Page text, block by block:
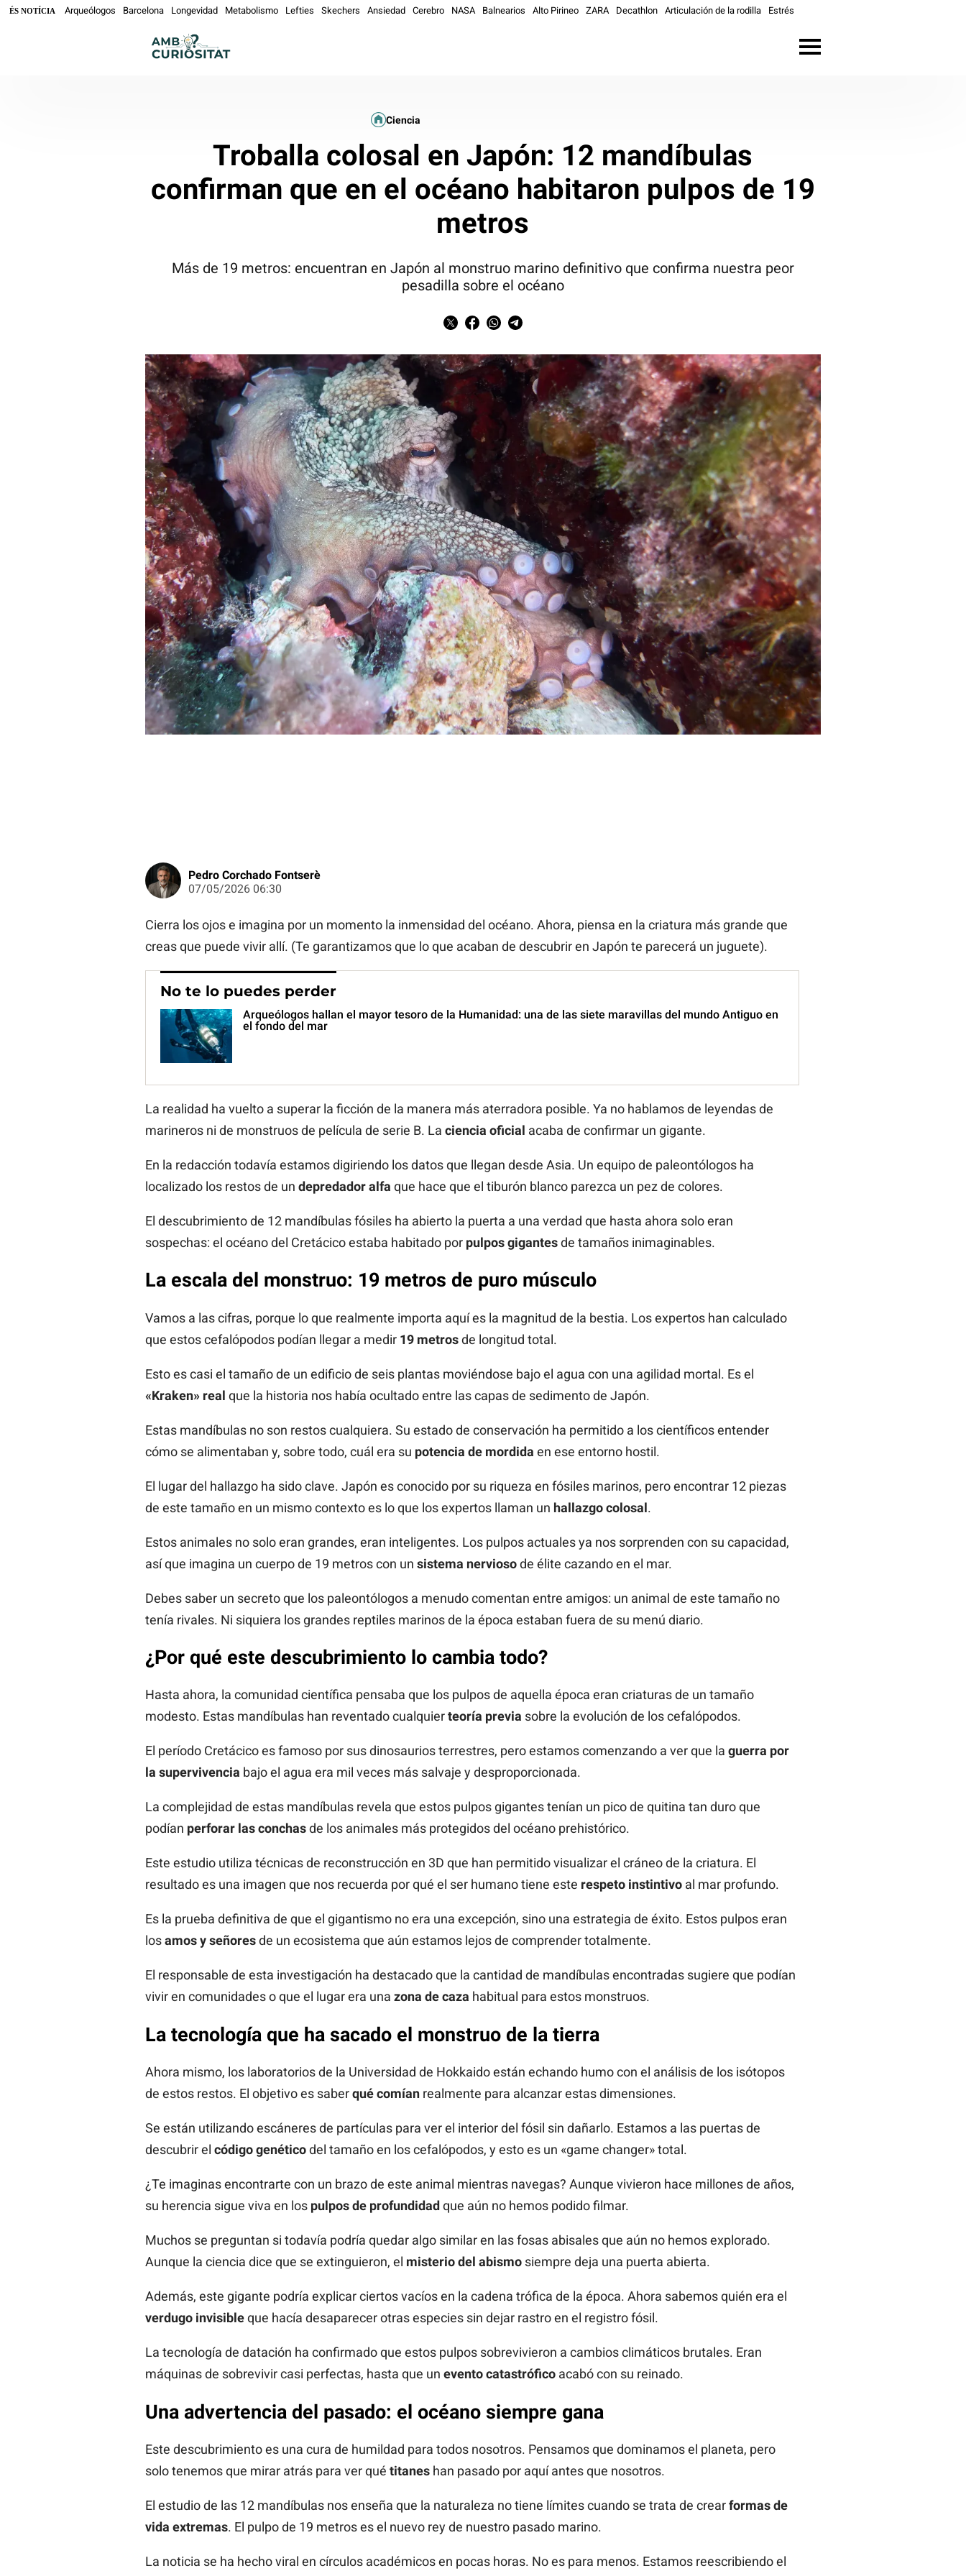
ÉS NOTÍCIA Arqueólogos Barcelona Longevidad Metabolismo Lefties Skechers Ansiedad Cerebro NASA Balnearios Alto Pirineo ZARA Decathlon Articulación de la rodilla Estrés
Ciencia
Troballa colosal en Japón: 12 mandíbulas
confirman que en el océano habitaron pulpos de 19
metros
Más de 19 metros: encuentran en Japón al monstruo marino definitivo que confirma nuestra peor
pesadilla sobre el océano
Pedro Corchado Fontserè
07/05/2026 06:30
Cierra los ojos e imagina por un momento la inmensidad del océano. Ahora, piensa en la criatura más grande que
creas que puede vivir allí. (Te garantizamos que lo que acaban de descubrir en Japón te parecerá un juguete).
No te lo puedes perder
Arqueólogos hallan el mayor tesoro de la Humanidad: una de las siete maravillas del mundo Antiguo en
el fondo del mar
La realidad ha vuelto a superar la ficción de la manera más aterradora posible. Ya no hablamos de leyendas de
marineros ni de monstruos de película de serie B. La ciencia oficial acaba de confirmar un gigante.
En la redacción todavía estamos digiriendo los datos que llegan desde Asia. Un equipo de paleontólogos ha
localizado los restos de un depredador alfa que hace que el tiburón blanco parezca un pez de colores.
El descubrimiento de 12 mandíbulas fósiles ha abierto la puerta a una verdad que hasta ahora solo eran
sospechas: el océano del Cretácico estaba habitado por pulpos gigantesde tamaños inimaginables.
La escala del monstruo: 19 metros de puro músculo
Vamos a las cifras, porque lo que realmente importa aquí es la magnitud de la bestia. Los expertos han calculado
que estos cefalópodos podían llegar a medir 19 metrosde longitud total.
Esto es casi el tamaño de un edificio de seis plantas moviéndose bajo el agua con una agilidad mortal. Es el
«Kraken» real que la historia nos había ocultado entre las capas de sedimento de Japón.
Estas mandíbulas no son restos cualquiera. Su estado de conservación ha permitido a los científicos entender
cómo se alimentaban y, sobre todo, cuál era su potencia de mordida en ese entorno hostil.
El lugar del hallazgo ha sido clave. Japón es conocido por su riqueza en fósiles marinos, pero encontrar 12 piezas
de este tamaño en un mismo contexto es lo que los expertos llaman un hallazgo colosal.
Estos animales no solo eran grandes, eran inteligentes. Los pulpos actuales ya nos sorprenden con su capacidad,
así que imagina un cuerpo de 19 metros con un sistema nerviosode élite cazando en el mar.
Debes saber un secreto que los paleontólogos a menudo comentan entre amigos: un animal de este tamaño no
tenía rivales. Ni siquiera los grandes reptiles marinos de la época estaban fuera de su menú diario.
¿Por qué este descubrimiento lo cambia todo?
Hasta ahora, la comunidad científica pensaba que los pulpos de aquella época eran criaturas de un tamaño
modesto. Estas mandíbulas han reventado cualquierteoría previa sobre la evolución de los cefalópodos.
El período Cretácico es famoso por sus dinosaurios terrestres, pero estamos comenzando a ver que la guerra por
la supervivencia bajo el agua era mil veces más salvaje y desproporcionada.
La complejidad de estas mandíbulas revela que estos pulpos gigantes tenían un pico de quitina tan duro que
podían perforar las conchasde los animales más protegidos del océano prehistórico.
Este estudio utiliza técnicas de reconstrucción en 3D que han permitido visualizar el cráneo de la criatura. El
resultado es una imagen que nos recuerda por qué el ser humano tiene este respeto instintivoal mar profundo.
Es la prueba definitiva de que el gigantismo no era una excepción, sino una estrategia de éxito. Estos pulpos eran
losamos y señoresde un ecosistema que aún estamos lejos de comprender totalmente.
El responsable de esta investigación ha destacado que la cantidad de mandíbulas encontradas sugiere que podían
vivir en comunidades o que el lugar era una zona de caza habitual para estos monstruos.
La tecnología que ha sacado el monstruo de la tierra
Ahora mismo, los laboratorios de la Universidad de Hokkaido están echando humo con el análisis de los isótopos
de estos restos. El objetivo es saberqué comíanrealmente para alcanzar estas dimensiones.
Se están utilizando escáneres de partículas para ver el interior del fósil sin dañarlo. Estamos a las puertas de
descubrir el código genéticodel tamaño en los cefalópodos, y esto es un «game changer» total.
¿Te imaginas encontrarte con un brazo de este animal mientras navegas? Aunque vivieron hace millones de años,
su herencia sigue viva en los pulpos de profundidad que aún no hemos podido filmar.
Muchos se preguntan si todavía podría quedar algo similar en las fosas abisales que aún no hemos explorado.
Aunque la ciencia dice que se extinguieron, el misterio del abismosiempre deja una puerta abierta.
Además, este gigante podría explicar ciertos vacíos en la cadena trófica de la época. Ahora sabemos quién era el
verdugo invisibleque hacía desaparecer otras especies sin dejar rastro en el registro fósil.
La tecnología de datación ha confirmado que estos pulpos sobrevivieron a cambios climáticos brutales. Eran
máquinas de sobrevivir casi perfectas, hasta que un evento catastróficoacabó con su reinado.
Una advertencia del pasado: el océano siempre gana
Este descubrimiento es una cura de humildad para todos nosotros. Pensamos que dominamos el planeta, pero
solo tenemos que mirar atrás para ver qué titaneshan pasado por aquí antes que nosotros.
El estudio de las 12 mandíbulas nos enseña que la naturaleza no tiene límites cuando se trata de crearformas de
vida extremas. El pulpo de 19 metros es el nuevo rey de nuestro pasado marino.
La noticia se ha hecho viral en círculos académicos en pocas horas. No es para menos. Estamos reescribiendo el